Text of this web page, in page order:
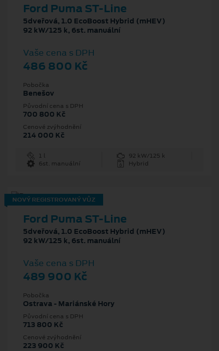
Ford Puma ST-Line
5dveřová, 1.0 EcoBoost Hybrid (mHEV)
92 kW/125 k, 6st. manuální
Vaše cena s DPH
486 800 Kč
Pobočka
Benešov
Původní cena s DPH
700 800 Kč
Cenové zvýhodnění
214 000 Kč
1 l
92 kW/125 k
6st. manuální
Hybrid
NOVÝ REGISTROVANÝ VŮZ
Ford Puma ST-Line
5dveřová, 1.0 EcoBoost Hybrid (mHEV)
92 kW/125 k, 6st. manuální
Vaše cena s DPH
489 900 Kč
Pobočka
Ostrava - Mariánské Hory
Původní cena s DPH
713 800 Kč
Cenové zvýhodnění
223 900 Kč